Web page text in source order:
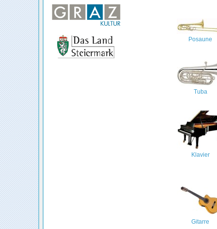
Posaune
Tuba
Klavier
Gitarre